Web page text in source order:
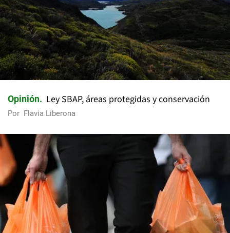
Opinión Ley SBAP, áreas protegidas y conservación
Por Flavia Liberona